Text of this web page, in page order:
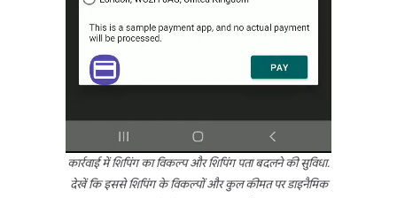
कार्रवाई में शिपिंग का विकल्प और शिपिंग पता बदलने की सुविधा.
देखें कि इससे शिपिंग के विकल्पों और कुल कीमत पर डाइनैमिक